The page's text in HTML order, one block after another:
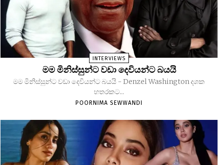
INTERVIEWS
මම මිනිස්සුන්ට වඩා දෙවියන්ට බයයි
මම මිනිස්සුන්ට වඩා දෙවියන්ට බයයි - Denzel Washington දශක
හතරකට...
POORNIMA SEWWANDI